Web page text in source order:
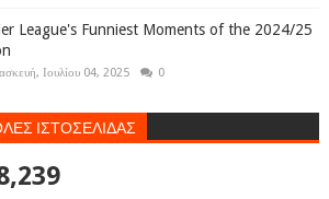
League's Funniest Moments of the 2024/25
Ιουλίου 04, 2025 0
ΙΣΤΟΣΕΛΙΔΑΣ